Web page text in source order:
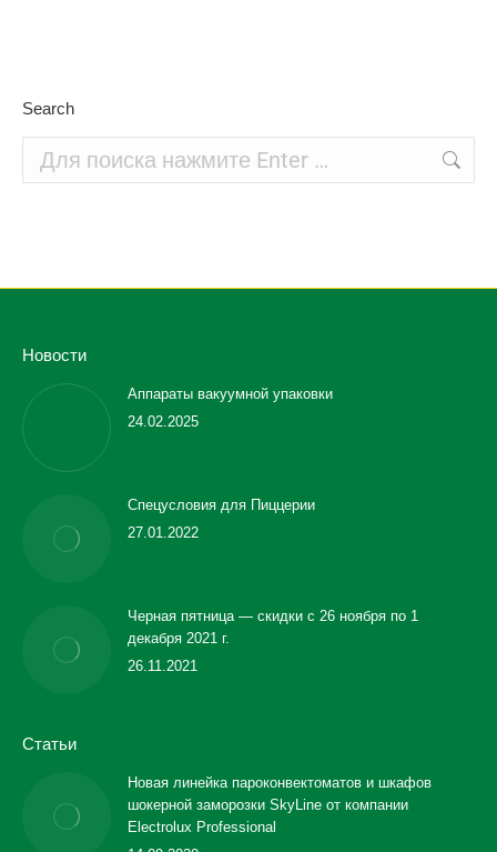
Search
Новости
Аппараты вакуумной упаковки
24.02.2025
Спецусловия для Пиццерии
27.01.2022
Черная пятница — скидки с 26 ноября по 1
декабря 2021 г.
26.11.2021
Статьи
Новая линейка пароконвектоматов и шкафов
шокерной заморозки SkyLine от компании
Electrolux Professional